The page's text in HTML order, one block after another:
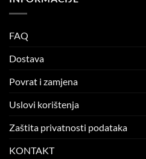
FAQ
Dostava
Povrat i zamjena
Uslovi korištenja
Zaštita privatnosti podataka
KONTAKT